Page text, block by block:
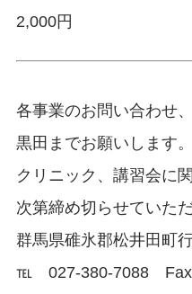
2,000円
各事業のお問い合わせ
黒田までお願いします。
クリニック、講習会に
次第締め切らせていただ
群馬県碓氷郡松井田町
℡ 027-380-7088 Fax